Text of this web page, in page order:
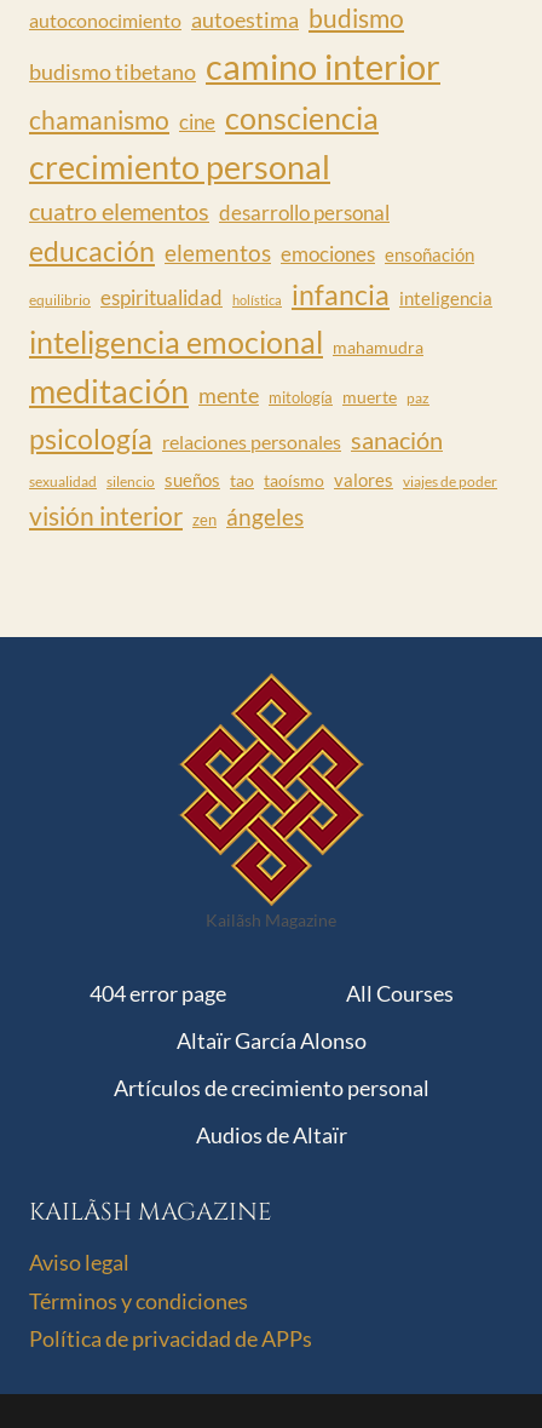
autoconocimiento autoestima budismo
budismo tibetano camino interior
chamanismo cine consciencia
crecimiento personal
cuatro elementos desarrollo personal
educación elementos emociones ensoñación
equilibrio espiritualidad holística infancia inteligencia
inteligencia emocional mahamudra
meditación mente mitología muerte paz
psicología relaciones personales sanación
sexualidad silencio sueños tao taoísmo valores viajes de poder
visión interior zen ángeles
Kailãsh Magazine
404 error page
All Courses
Altaïr García Alonso
Artículos de crecimiento personal
Audios de Altaïr
KAILÃSH MAGAZINE
Aviso legal
Términos y condiciones
Política de privacidad de APPs